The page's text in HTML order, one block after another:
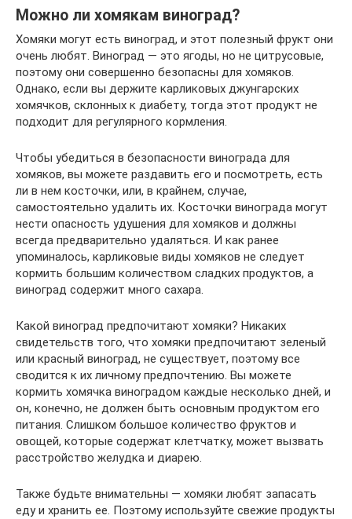
Можно ли хомякам виноград?
Хомяки могут есть виноград, и этот полезный фрукт они
очень любят. Виноград — это ягоды, но не цитрусовые,
поэтому они совершенно безопасны для хомяков.
Однако, если вы держите карликовых джунгарских
хомячков, склонных к диабету, тогда этот продукт не
подходит для регулярного кормления.
Чтобы убедиться в безопасности винограда для
хомяков, вы можете раздавить его и посмотреть, есть
ли в нем косточки, или, в крайнем, случае,
самостоятельно удалить их. Косточки винограда могут
нести опасность удушения для хомяков и должны
всегда предварительно удаляться. И как ранее
упоминалось, карликовые виды хомяков не следует
кормить большим количеством сладких продуктов, а
виноград содержит много сахара.
Какой виноград предпочитают хомяки? Никаких
свидетельств того, что хомяки предпочитают зеленый
или красный виноград, не существует, поэтому все
сводится к их личному предпочтению. Вы можете
кормить хомячка виноградом каждые несколько дней, и
он, конечно, не должен быть основным продуктом его
питания. Слишком большое количество фруктов и
овощей, которые содержат клетчатку, может вызвать
расстройство желудка и диарею.
Также будьте внимательны — хомяки любят запасать
еду и хранить ее. Поэтому используйте свежие продукты